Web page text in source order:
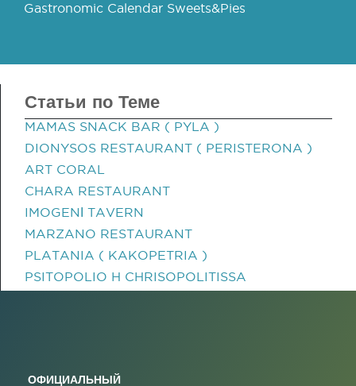
Gastronomic Calendar Sweets&Pies
Статьи по Теме
MAMAS SNACK BAR ( PYLA )
DIONYSOS RESTAURANT ( PERISTERONA )
ART CORAL
CHARA RESTAURANT
IMOGENΙ TAVERN
MARZANO RESTAURANT
PLATANIA ( KAKOPETRIA )
PSITOPOLIO H CHRISOPOLITISSA
ОФИЦИАЛЬНЫЙ